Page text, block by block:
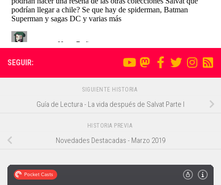
SEGUIR:
SIGUIENTE HISTORIA
Guía de Lectura - La vida después de Salvat Parte I
HISTORIA PREVIA
Novedades Destacadas - Marzo 2019